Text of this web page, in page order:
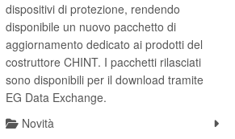
dispositivi di protezione, rendendo
disponibile un nuovo pacchetto di
aggiornamento dedicato ai prodotti del
costruttore CHINT. I pacchetti rilasciati
sono disponibili per il download tramite
EG Data Exchange.
Novità